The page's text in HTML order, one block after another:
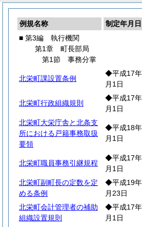
例規名称 制定年月日
■ 第3編 執行機関
第1章 町長部局
第1節 事務分掌
北栄町課設置条例
◆平成17
月1日
北栄町行政組織規則
◆平成17
月1日
北栄町大栄庁舎と北条支
所における戸籍事務取扱
要領
◆平成18
月1日
北栄町職員事務引継規程
◆平成17
月1日
北栄町副町長の定数を定
める条例
◆平成19
月23日
北栄町会計管理者の補助
組織設置規則
◆平成17
月1日